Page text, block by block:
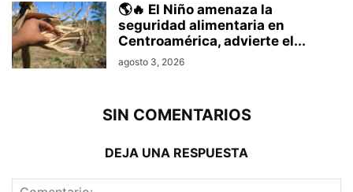
🌎🔥 El Niño amenaza la
seguridad alimentaria en
Centroamérica, advierte el...
agosto 3, 2026
SIN COMENTARIOS
DEJA UNA RESPUESTA